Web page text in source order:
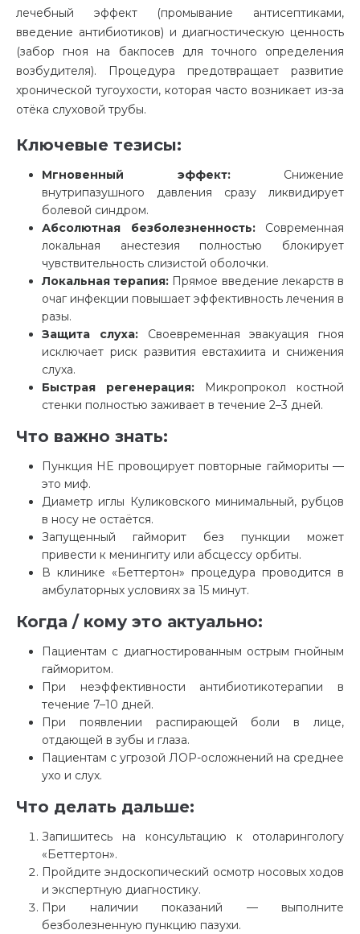
лечебный эффект (промывание антисептиками,
введение антибиотиков) и диагностическую ценность
(забор гноя на бакпосев для точного определения
возбудителя). Процедура предотвращает развитие
хронической тугоухости, которая часто возникает из-за
отёка слуховой трубы.
Ключевые тезисы:
Мгновенный эффект:Снижение
внутрипазушного давления сразу ликвидирует
болевой синдром.
Абсолютная безболезненность:Современная
локальная анестезия полностью блокирует
чувствительность слизистой оболочки.
Локальная терапия: Прямое введение лекарств в
очаг инфекции повышает эффективность лечения в
разы.
Защита слуха:Своевременная эвакуация гноя
исключает риск развития евстахиита и снижения
слуха.
Быстрая регенерация: Микропрокол костной
стенки полностью заживает в течение 2–3 дней.
Что важно знать:
Пункция НЕ провоцирует повторные гаймориты —
это миф.
Диаметр иглы Куликовского минимальный, рубцов
в носу не остаётся.
Запущенный гайморит без пункции может
привести к менингиту или абсцессу орбиты.
В клинике «Беттертон» процедура проводится в
амбулаторных условиях за 15 минут.
Когда / кому это актуально:
Пациентам с диагностированным острым гнойным
гайморитом.
При неэффективности антибиотикотерапии в
течение 7–10 дней.
При появлении распирающей боли в лице,
отдающей в зубы и глаза.
Пациентам с угрозой ЛОР-осложнений на среднее
ухо и слух.
Что делать дальше:
Запишитесь на консультацию к отоларингологу
«Беттертон».
Пройдите эндоскопический осмотр носовых ходов
и экспертную диагностику.
При наличии показаний — выполните
безболезненную пункцию пазухи.